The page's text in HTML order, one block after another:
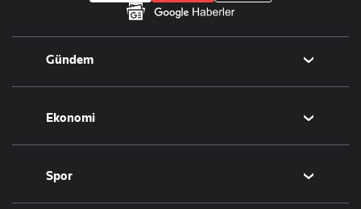
Gündem
Politika
Eğitim
Ekonomi
Borsa
Altın
Spor